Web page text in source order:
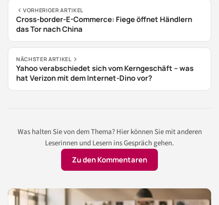
VORHERIGER ARTIKEL
Cross-border-E-Commerce: Fiege öffnet Händlern
das Tor nach China
NÄCHSTER ARTIKEL
Yahoo verabschiedet sich vom Kerngeschäft – was
hat Verizon mit dem Internet-Dino vor?
Was halten Sie von dem Thema? Hier können Sie mit anderen
Leserinnen und Lesern ins Gespräch gehen.
Zu den Kommentaren